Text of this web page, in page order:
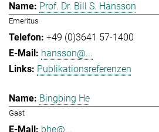
Prof. Dr. Bill S. Hansson
Emeritus
+49 (0)3641 57-1400
hansson@...
Publikationsreferenzen
Bingbing He
Gast
bhe@...